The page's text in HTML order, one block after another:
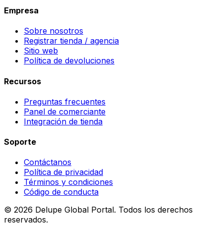
Empresa
Sobre nosotros
Registrar tienda / agencia
Sitio web
Política de devoluciones
Recursos
Preguntas frecuentes
Panel de comerciante
Integración de tienda
Soporte
Contáctanos
Política de privacidad
Términos y condiciones
Código de conducta
© 2026 Delupe Global Portal. Todos los derechos
reservados.